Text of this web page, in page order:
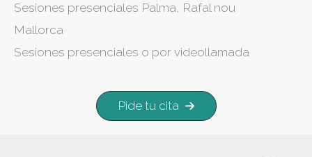
Sesiones presenciales Palma, Rafal nou
Mallorca
Sesiones presenciales o por videollamada
Pide tu cita